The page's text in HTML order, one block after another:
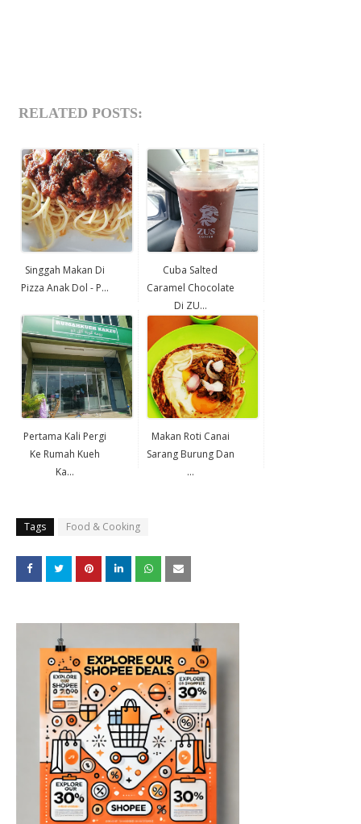
RELATED POSTS:
Singgah Makan Di
Pizza Anak Dol - P...
Cuba Salted
Caramel Chocolate
Di ZU...
Pertama Kali Pergi
Ke Rumah Kueh
Ka...
Makan Roti Canai
Sarang Burung Dan
...
Tags Food & Cooking